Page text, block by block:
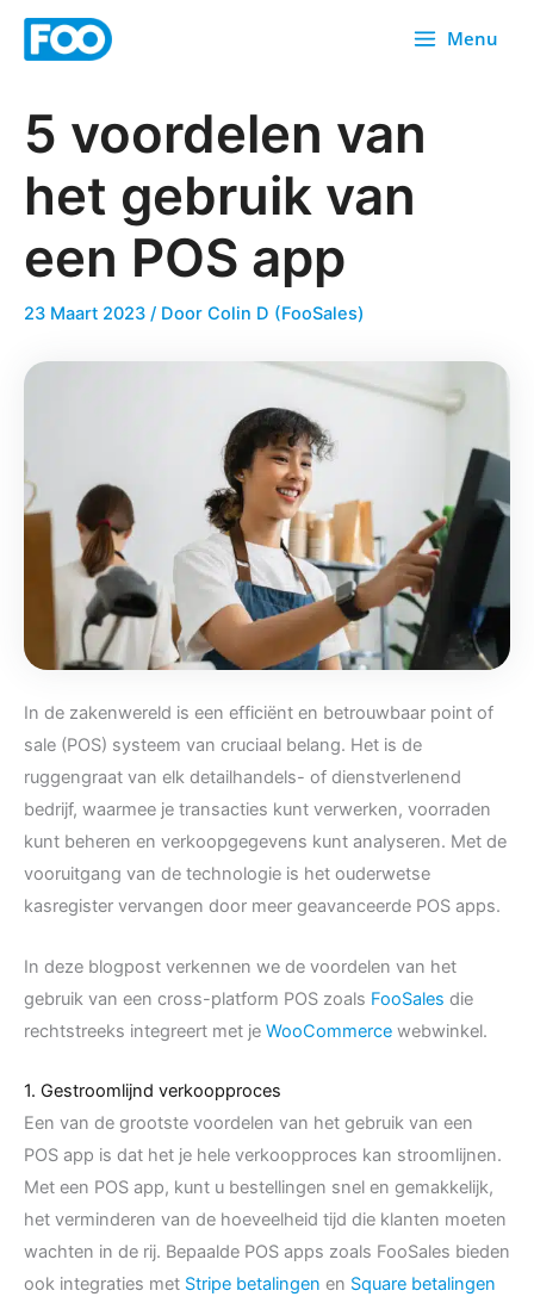
Overslaan
Menu
5 voordelen van
het gebruik van
een POS app
23 Maart 2023 / Door Colin D (FooSales)
In de zakenwereld is een efficiënt en betrouwbaar point of
sale (POS) systeem van cruciaal belang. Het is de
ruggengraat van elk detailhandels- of dienstverlenend
bedrijf, waarmee je transacties kunt verwerken, voorraden
kunt beheren en verkoopgegevens kunt analyseren. Met de
vooruitgang van de technologie is het ouderwetse
kasregister vervangen door meer geavanceerde POS apps.
In deze blogpost verkennen we de voordelen van het
gebruik van een cross-platform POS zoals FooSales die
rechtstreeks integreert met je WooCommerce webwinkel.
1. Gestroomlijnd verkoopproces
Een van de grootste voordelen van het gebruik van een
POS app is dat het je hele verkoopproces kan stroomlijnen.
Met een POS app, kunt u bestellingen snel en gemakkelijk,
het verminderen van de hoeveelheid tijd die klanten moeten
wachten in de rij. Bepaalde POS apps zoals FooSales bieden
ook integraties met Stripe betalingen en Square betalingen